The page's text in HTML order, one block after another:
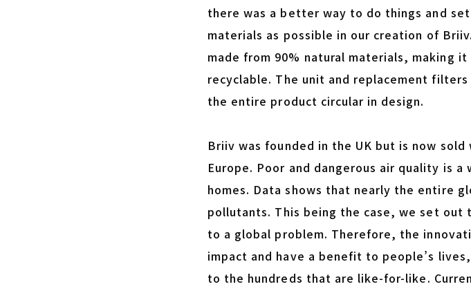
there was a better way to do things and
materials as possible in our creation of
made from 90% natural materials, making
recyclable. The unit and replacement
the entire product circular in design.
Briiv was founded in the UK but is now
Europe. Poor and dangerous air quality is
homes. Data shows that nearly the entire
pollutants. This being the case, we set out
to a global problem. Therefore, the
impact and have a benefit to people’s
to the hundreds that are like-for-like.